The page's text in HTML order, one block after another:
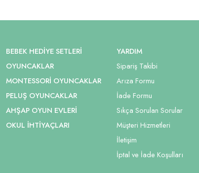
BEBEK HEDIYE SETLERI
OYUNCAKLAR
MONTESSORI OYUNCAKLAR
PELUŞ OYUNCAKLAR
AHŞAP OYUN EVLERI
OKUL İHTIYAÇLARI
YARDIM
Sipariş Takibi
Arıza Formu
İade Formu
Sıkça Sorulan Sorular
Müşteri Hizmetleri
İletişim
İptal ve İade Koşulları